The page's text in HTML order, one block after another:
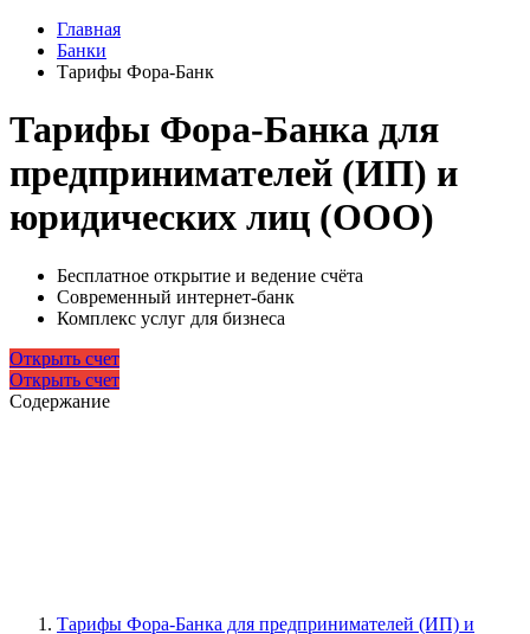
Главная
Банки
Тарифы Фора-Банк
Тарифы Фора-Банка для
предпринимателей (ИП) и
юридических лиц (ООО)
Бесплатное открытие и ведение счёта
Современный интернет-банк
Комплекс услуг для бизнеса
Открыть счет
Открыть счет
Содержание
Тарифы Фора-Банка для предпринимателей (ИП) и